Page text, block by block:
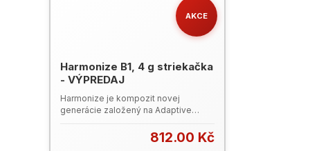
prísady sú rozpustné v rovnakom
pomere čo prináša rýchle miešanie a
stabilný a rozmerovo stály počas 4
dní (100 hodín). Produktový katalóg
AKCE
Harmonize B1, 4 g striekačka
- VÝPREDAJ
Harmonize je kompozit novej
generácie založený na Adaptive
Reakčná technológia), ide o štruktúru
nanočastíc v plnive, ktoré umožňujú
812.00 Kč